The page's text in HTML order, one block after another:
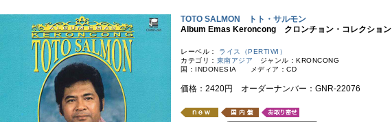
TOTO SALMON トト・サルモン
Album Emas Keroncong クロンチョン・コレクション
レーベル： ライス（PERTIWI）
カテゴリ： 東南アジア ジャンル：KRONCONG
国：INDONESIA メディア：CD
価格：2420円 オーダーナンバー：GNR-22076